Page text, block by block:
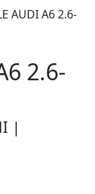
AUDI A6 2.6-
2.6-
|